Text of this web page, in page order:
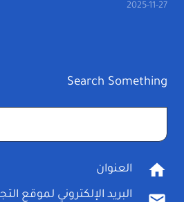
2025-11-27
Search Something
عن:
home العنوان
البريد الإلكتروني لموقع